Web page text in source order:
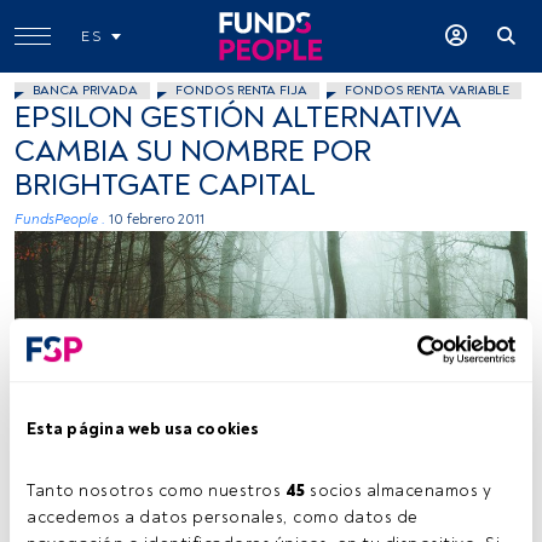
Esta página web usa cookies
Tanto nosotros como nuestros 45 socios almacenamos y
accedemos a datos personales, como datos de
ES
BANCA PRIVADA FONDOS RENTA FIJA FONDOS RENTA VARIABLE
EPSILON GESTIÓN ALTERNATIVA
CAMBIA SU NOMBRE POR
BRIGHTGATE CAPITAL
FundsPeople . 10 febrero 2011
Tiempo lectura: 1 min.